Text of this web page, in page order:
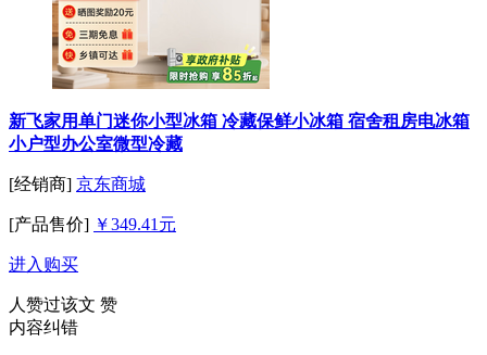
新飞家用单门迷你小型冰箱 冷藏保鲜小冰箱 宿舍租房电冰箱
小户型办公室微型冷藏
[经销商] 京东商城
[产品售价] ￥349.41元
进入购买
人赞过该文 赞
内容纠错